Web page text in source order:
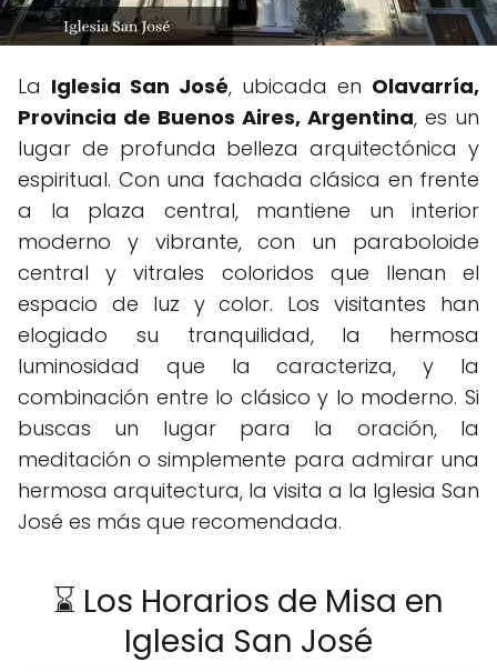
La Iglesia San José, ubicada en Olavarría,
Provincia de Buenos Aires, Argentina, es un
lugar de profunda belleza arquitectónica y
espiritual. Con una fachada clásica en frente
a la plaza central, mantiene un interior
moderno y vibrante, con un paraboloide
central y vitrales coloridos que llenan el
espacio de luz y color. Los visitantes han
elogiado su tranquilidad, la hermosa
luminosidad que la caracteriza, y la
combinación entre lo clásico y lo moderno. Si
buscas un lugar para la oración, la
meditación o simplemente para admirar una
hermosa arquitectura, la visita a la Iglesia San
José es más que recomendada.
⌛ Los Horarios de Misa en
Iglesia San José